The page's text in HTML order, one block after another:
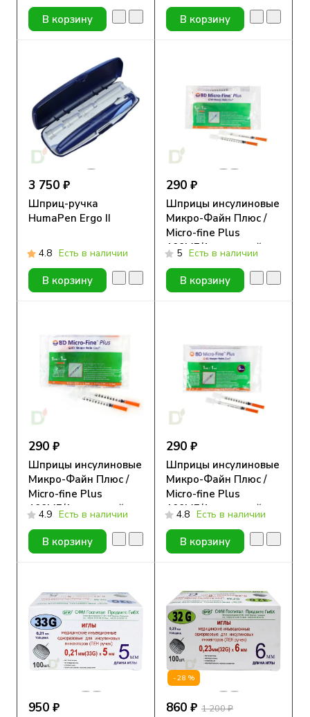
В корзину В корзину
3 750 ₽
Шприц-ручка
HumaPen Ergo II
4.8 Есть в наличии
В корзину
290 ₽
Шприцы инсулиновые
Микро-Файн Плюс /
Micro-fine Plus
100МЕ/1мл с иглой
30G (0.30мм*8мм), 10
шт.
5 Есть в наличии
В корзину
290 ₽
Шприцы инсулиновые
Микро-Файн Плюс /
Micro-fine Plus
100МЕ/1мл с иглой
29G (0.33мм*12.7мм),
10 шт.
4.9 Есть в наличии
В корзину
290 ₽
Шприцы инсулиновые
Микро-Файн Плюс /
Micro-fine Plus
100МЕ/1мл с иглой
31G (0.25мм*6мм), 10
шт.
4.8 Есть в наличии
В корзину
950 ₽
-28%
860 ₽ 1 200 ₽